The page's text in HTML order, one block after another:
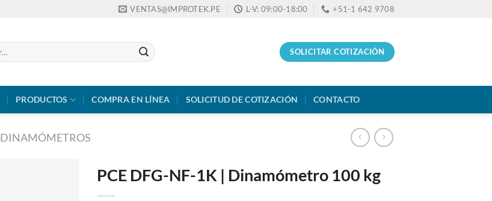
VENTAS@IMPROTEK.PE L-V: 09:00-18:00 +51-1 642 9708
SOLICITAR COTIZACIÓN
PRODUCTOS COMPRA EN LÍNEA SOLICITUD DE COTIZACIÓN CONTACTO
DINAMÓMETROS
PCE DFG-NF-1K | Dinamómetro 100 kg